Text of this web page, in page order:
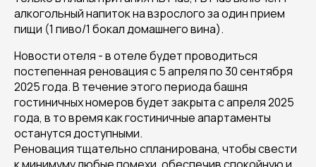
алкогольный напиток на взрослого за один прием
пищи (1 пиво/1 бокал домашнего вина).
Новости отеля - в отеле будет проводиться
постепенная реновация с 5 апреля по 30 сентября
2025 года. В течение этого периода башня
гостиничных номеров будет закрыта с апреля 2025
года, в то время как гостиничные апартаменты
останутся доступными.
Реновация тщательно спланирована, чтобы свести